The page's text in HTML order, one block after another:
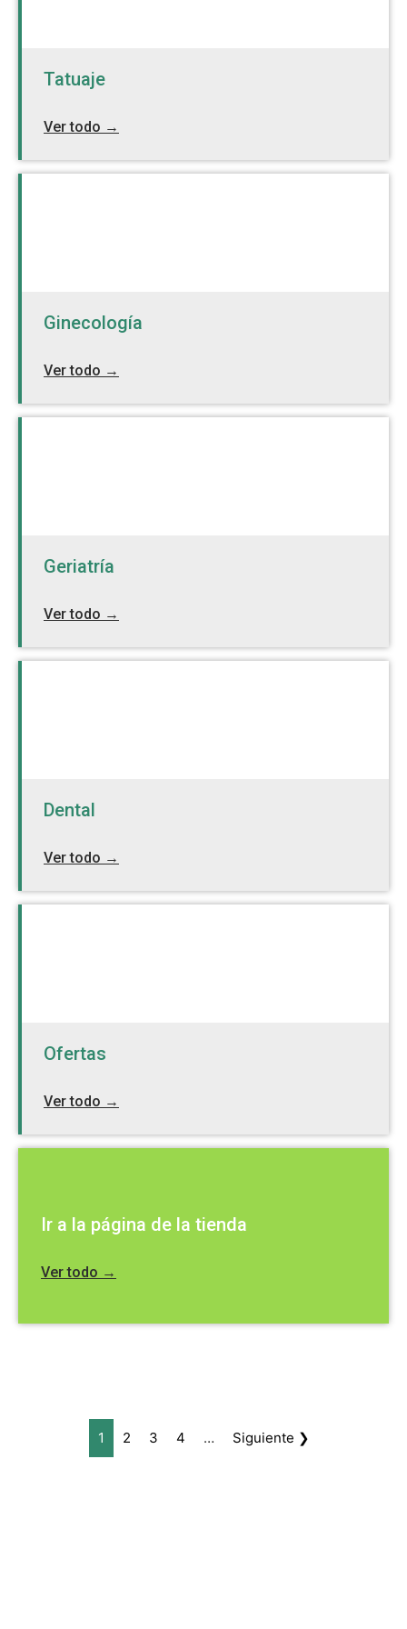
Tatuaje
Ver todo →
Ginecología
Ver todo →
Geriatría
Ver todo →
Dental
Ver todo →
Ofertas
Ver todo →
Ir a la página de la tienda
Ver todo →
1 2 3 4 … Siguiente ❯